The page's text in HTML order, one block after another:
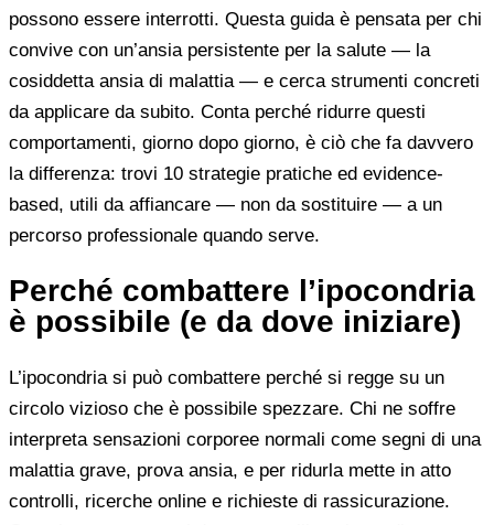
possono essere interrotti. Questa guida è pensata per chi
convive con un’ansia persistente per la salute — la
cosiddetta ansia di malattia — e cerca strumenti concreti
da applicare da subito. Conta perché ridurre questi
comportamenti, giorno dopo giorno, è ciò che fa davvero
la differenza: trovi 10 strategie pratiche ed evidence-
based, utili da affiancare — non da sostituire — a un
percorso professionale quando serve.
Perché combattere l’ipocondria
è possibile (e da dove iniziare)
L’ipocondria si può combattere perché si regge su un
circolo vizioso che è possibile spezzare. Chi ne soffre
interpreta sensazioni corporee normali come segni di una
malattia grave, prova ansia, e per ridurla mette in atto
controlli, ricerche online e richieste di rassicurazione.